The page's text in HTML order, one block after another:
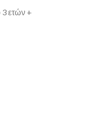
ετών +